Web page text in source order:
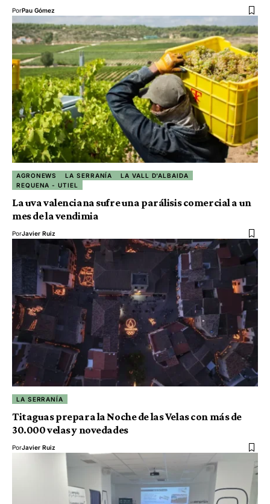
PorPau Gómez
AGRONEWS LA SERRANÍA
LA VALL D'ALBAIDA
REQUENA - UTIEL
La uva valenciana sufre una parálisis comercial a un
mes de la vendimia
PorJavier Ruiz
LA SERRANÍA
Titaguas prepara la Noche de las Velas con más de
30.000 velas y novedades
PorJavier Ruiz